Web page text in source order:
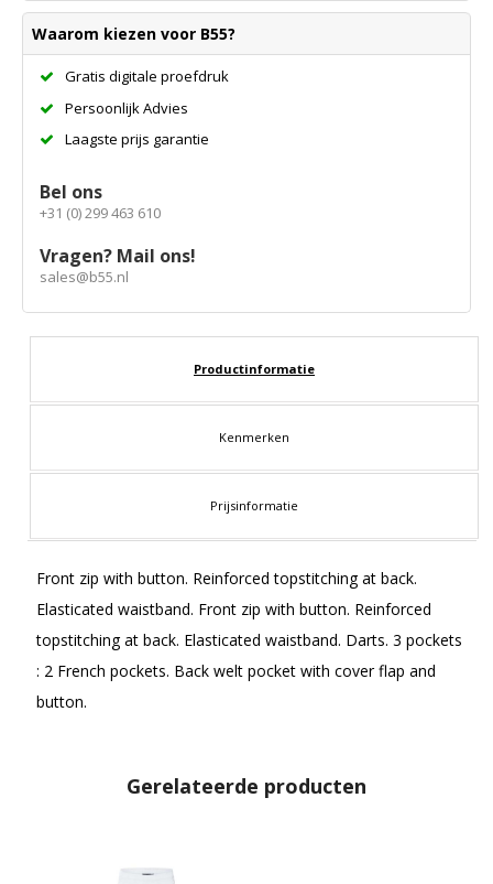
Waarom kiezen voor B55?
Gratis digitale proefdruk
Persoonlijk Advies
Laagste prijs garantie
Bel ons
+31 (0) 299 463 610
Vragen? Mail ons!
sales@b55.nl
Productinformatie
Kenmerken
Prijsinformatie
Front zip with button. Reinforced topstitching at back.
Elasticated waistband. Front zip with button. Reinforced
topstitching at back. Elasticated waistband. Darts. 3 pockets
: 2 French pockets. Back welt pocket with cover flap and
button.
Gerelateerde producten